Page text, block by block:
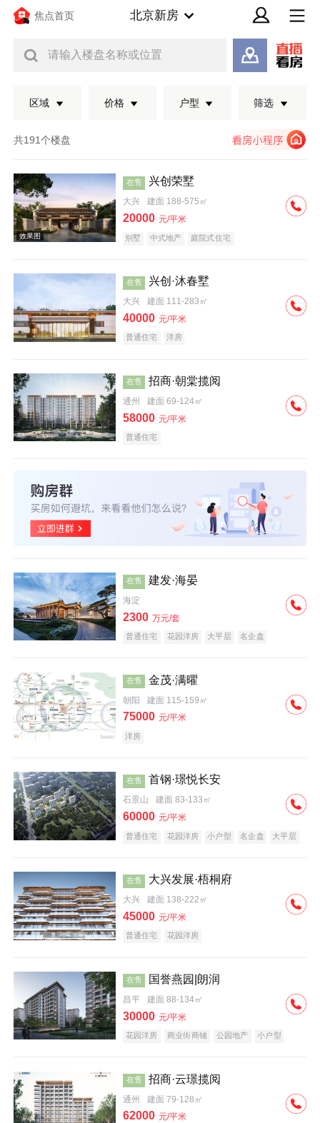
焦点首页 北京新房
请输入楼盘名称或位置
区域 价格 户型 筛选
共191个楼盘
效果图
在售 兴创荣墅
大兴 建面 188-575㎡
20000 元/平米
别墅 中式地产 庭院式住宅
在售 兴创·沐春墅
大兴 建面 111-283㎡
40000 元/平米
普通住宅 洋房
在售 招商·朝棠揽阅
通州 建面 69-124㎡
58000 元/平米
普通住宅
在售 建发·海晏
海淀
2300 万元/套
普通住宅 花园洋房 大平层
名企盘
在售 金茂·满曜
朝阳 建面 115-159㎡
75000 元/平米
洋房
在售 首钢·璟悦长安
石景山 建面 83-133㎡
60000 元/平米
普通住宅 花园洋房 小户型 名企盘 大平层
在售 大兴发展·梧桐府
大兴 建面 138-222㎡
45000 元/平米
普通住宅 花园洋房
在售 国誉燕园|朗润
昌平 建面 88-134㎡
30000 元/平米
花园洋房 商业街商铺 公园地产
小户型
在售 招商·云璟揽阅
通州 建面 79-128㎡
62000 元/平米